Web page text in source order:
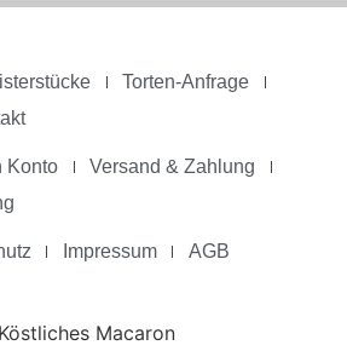
Torten-Anfrage
Konto
Versand & Zahlung
Impressum AGB